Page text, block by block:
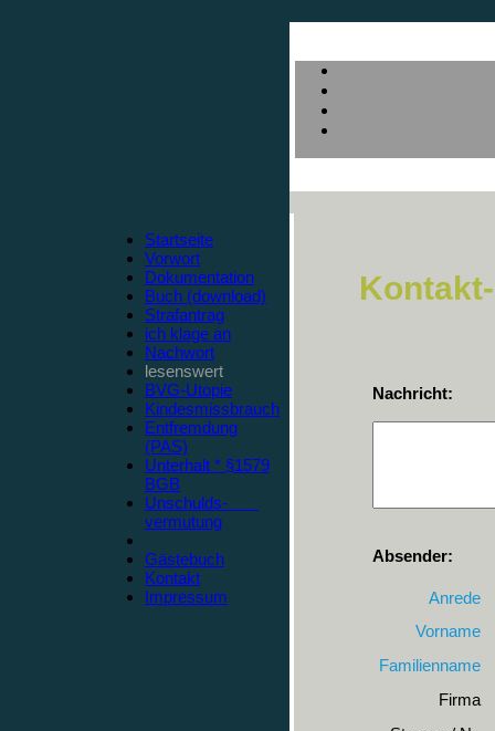
Startseite
Vorwort
Dokumentation
Buch (download)
Strafantrag
ich klage an
Nachwort
lesenswert
BVG-Utopie
Kindesmissbrauch
Entfremdung
(PAS)
Unterhalt * §1579
BGB
Unschulds-
vermutung
Gästebuch
Kontakt
Impressum
Nachricht:
Absender:
Anrede
Vorname
Familienname
Firma